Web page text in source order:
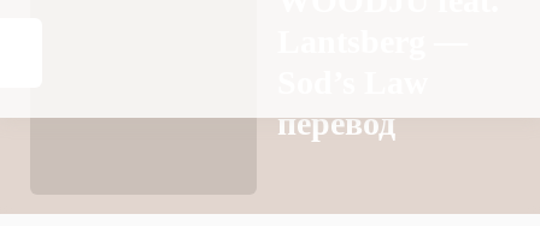
перевод